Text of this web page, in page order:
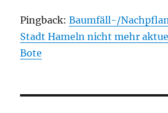
Pingback:Baumfäll-/
Stadt Hameln nicht mehr
Bote